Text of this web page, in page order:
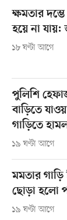
ক্ষমতার
হয়ে না
১৮ ঘণ্টা আগে
পুলিশি
বাড়িতে
গাড়িতে
১৯ ঘণ্টা আগে
মমতার গাড়ি
ছোড়া হলো
১৯ ঘণ্টা আগে